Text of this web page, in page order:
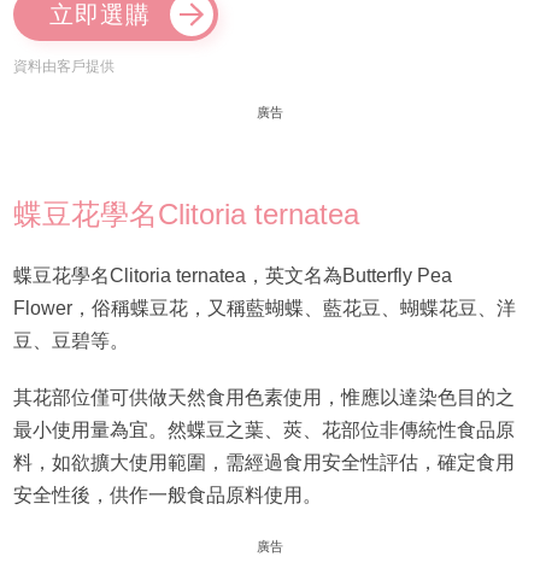
立即選購
資料由客戶提供
廣告
蝶豆花學名Clitoria ternatea
蝶豆花學名Clitoria ternatea，英文名為Butterfly Pea
Flower，俗稱蝶豆花，又稱藍蝴蝶、藍花豆、蝴蝶花豆、洋
豆、豆碧等。
其花部位僅可供做天然食用色素使用，惟應以達染色目的之
最小使用量為宜。然蝶豆之葉、莢、花部位非傳統性食品原
料，如欲擴大使用範圍，需經過食用安全性評估，確定食用
安全性後，供作一般食品原料使用。
廣告